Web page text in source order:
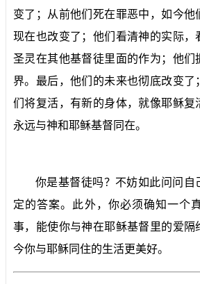
变了；从前他们死在罪恶中，如今他
现在也改变了；他们看清神的实际，
圣灵在其他基督徒里面的作为；他们
界。最后，他们的未来也彻底改变
们将复活，有新的身体，就像耶稣复
永远与神和耶稣基督同在。
你是基督徒吗？不妨如此问问自
定的答案。此外，你必须确知一个
事，能使你与神在耶稣基督里的爱隔
今你与耶稣同住的生活更美好。